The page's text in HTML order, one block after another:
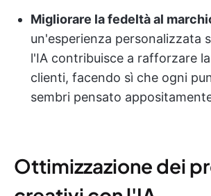
Migliorare la fedeltà al
un'esperienza personalizzata
l'IA contribuisce a rafforzare
clienti, facendo sì che ogni
sembri pensato
Ottimizzazione dei